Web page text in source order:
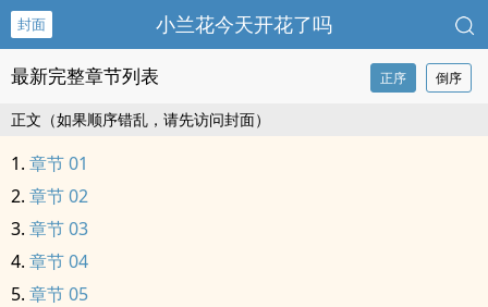
封面 小兰花今天开花了吗
最新完整章节列表 正序 倒序
正文（如果顺序错乱，请先访问封面）
章节 01
章节 02
章节 03
章节 04
章节 05